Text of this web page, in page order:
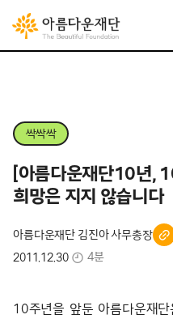
싹싹싹
[아름다운재단10년,
희망은 지지 않습니다
아름다운재단 김진아 사무총장
2011.12.30
4분
10주년을 앞둔 아름다운재